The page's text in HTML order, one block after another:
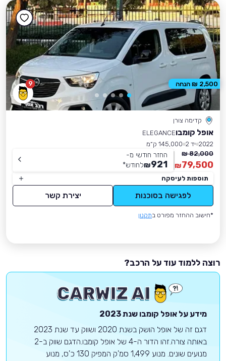
9
קדימה צורן
אופל קומבוELEGANCE
2022 יד 2
145,000 ק״מ
82,000 ₪
79,500
₪
החזר חודשי מ-
921
₪לחודש*
תוספות לעיסקה
לפגישה בסוכנות יצירת קשר
*חישוב ההחזר מפורט בתקנון
2,500 ₪ הנחה
רוצה ללמוד עוד על הרכב?
מידע על אופל קומבו שנת 2023
דגם זה של אופל הושק בשנת 2020 ושווק עד שנת 2023
באותה צורה.זהו הדור ה-4 של אופל קומבו.הדגם שווק ב-2
מנועים שונים. מנוע 1,499 סמ'ק המפיק 130 כ'ס, מנוע